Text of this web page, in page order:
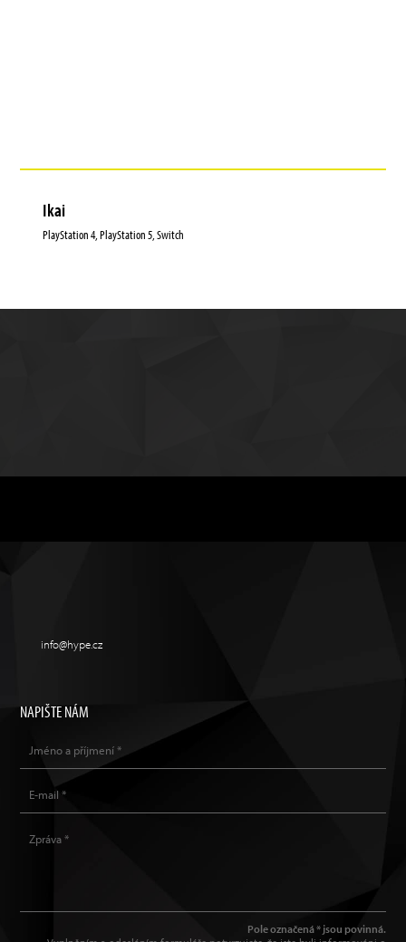
Ikai
PlayStation 4, PlayStation 5, Switch
info@hype.cz
NAPIŠTE NÁM
Pole označená * jsou povinná.